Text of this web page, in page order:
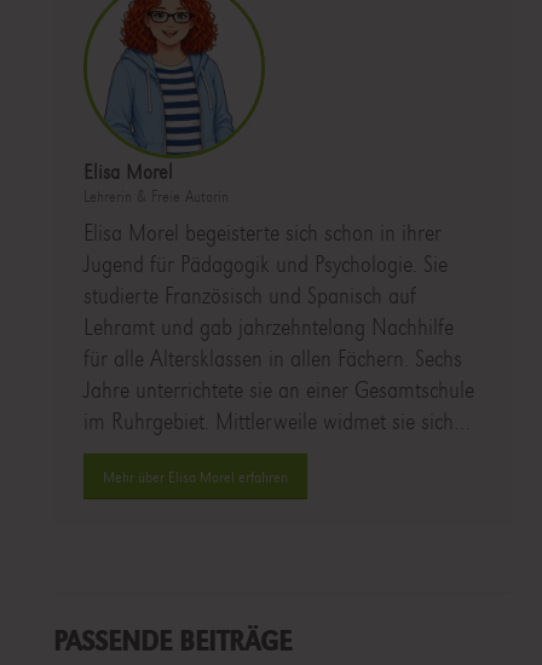
Elisa Morel
Lehrerin & Freie Autorin
Elisa Morel begeisterte sich schon in ihrer
Jugend für Pädagogik und Psychologie. Sie
studierte Französisch und Spanisch auf
Lehramt und gab jahrzehntelang Nachhilfe
für alle Altersklassen in allen Fächern. Sechs
Jahre unterrichtete sie an einer Gesamtschule
im Ruhrgebiet. Mittlerweile widmet sie sich…
Mehr über Elisa Morel erfahren
PASSENDE BEITRÄGE